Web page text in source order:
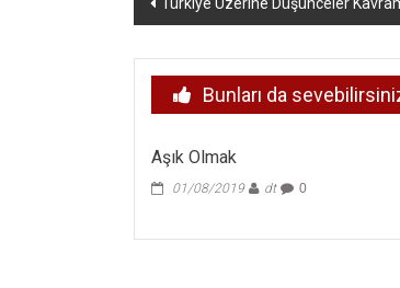
Bunları da
Aşık Olmak
01/08/2019 dt 0